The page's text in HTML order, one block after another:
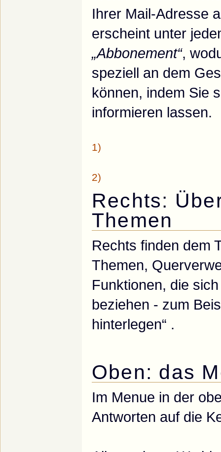
Ihrer Mail-Adresse
erscheint unter
„Abbonement“,
speziell an dem
können, indem Sie
informieren lassen.
1)
2)
Rechts:
Themen
Rechts finden dem
Themen,
Funktionen, die
beziehen - zum
hinterlegen“ .
Oben: das
Im Menue in der
Antworten auf die